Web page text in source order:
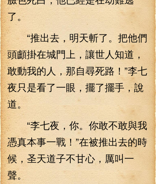
了。
“推出去，明天斬了。把他們
頭顱掛在城門上，讓世人知道，
敢動我的人，那自尋死路！”李七
夜只是看了一眼，擺了擺手，說
道。
“李七夜，你。你敢不敢與我
憑真本事一戰！”在被推出去的時
候，圣天道子不甘心，厲叫一
聲。